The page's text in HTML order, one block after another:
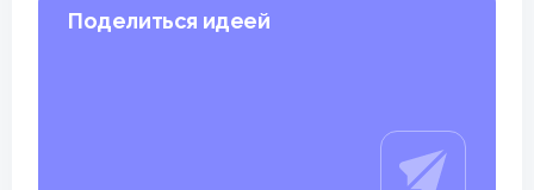
Поделиться идеей